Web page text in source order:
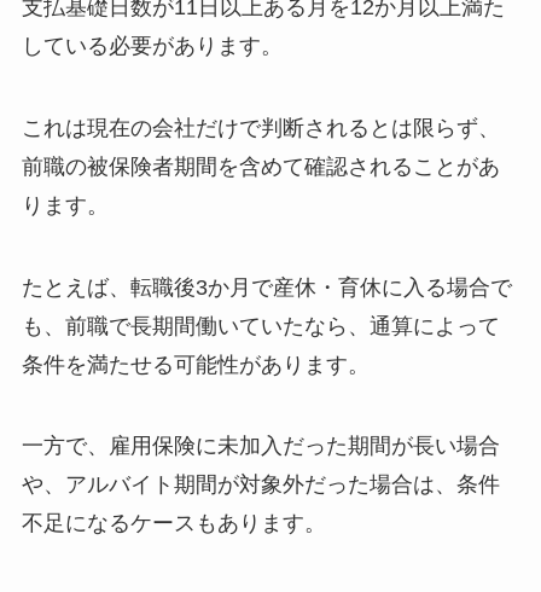
支払基礎日数が11日以上ある月を12か月以上満た
している必要があります。
これは現在の会社だけで判断されるとは限らず、
前職の被保険者期間を含めて確認されることがあ
ります。
たとえば、転職後3か月で産休・育休に入る場合で
も、前職で長期間働いていたなら、通算によって
条件を満たせる可能性があります。
一方で、雇用保険に未加入だった期間が長い場合
や、アルバイト期間が対象外だった場合は、条件
不足になるケースもあります。